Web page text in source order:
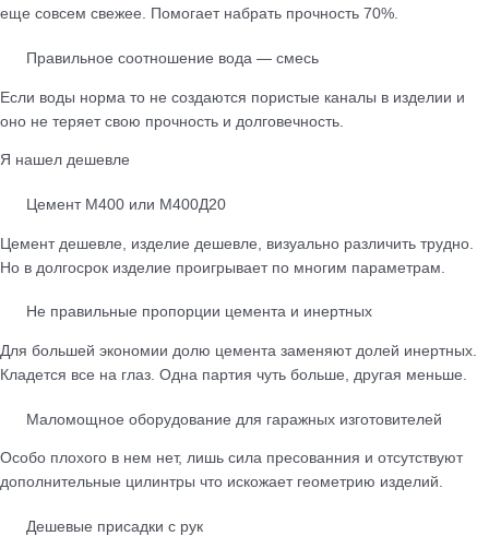
еще совсем свежее. Помогает набрать прочность 70%.
Правильное соотношение вода — смесь
Если воды норма то не создаются пористые каналы в изделии и
оно не теряет свою прочность и долговечность.
Я нашел дешевле
Цемент М400 или М400Д20
Цемент дешевле, изделие дешевле, визуально различить трудно.
Но в долгосрок изделие проигрывает по многим параметрам.
Не правильные пропорции цемента и инертных
Для большей экономии долю цемента заменяют долей инертных.
Кладется все на глаз. Одна партия чуть больше, другая меньше.
Маломощное оборудование для гаражных изготовителей
Особо плохого в нем нет, лишь сила пресованния и отсутствуют
дополнительные цилинтры что искожает геометрию изделий.
Дешевые присадки с рук